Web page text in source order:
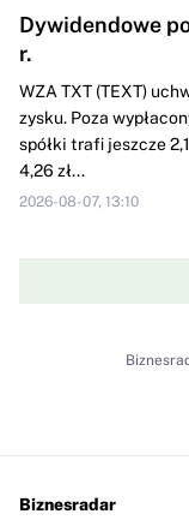
Dywidendowe
r.
WZA TXT (TEXT)
zysku. Poza
spółki trafi jeszcze
4,26 zł...
2026-08-07, 13:10
Biznesradar